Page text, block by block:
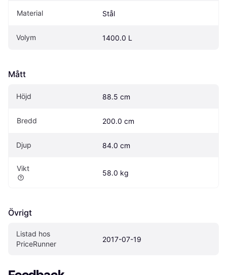
Material Stål
Volym 1400.0 L
Mått
Höjd 88.5 cm
Bredd 200.0 cm
Djup 84.0 cm
Vikt
58.0 kg
Övrigt
Listad hos
PriceRunner
2017-07-19